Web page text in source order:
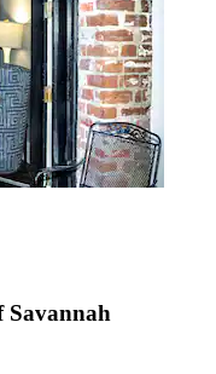
Savannah